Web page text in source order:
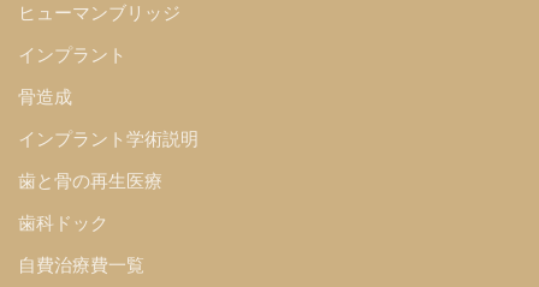
ヒューマンブリッジ
インプラント
骨造成
インプラント学術説明
歯と骨の再生医療
歯科ドック
自費治療費一覧